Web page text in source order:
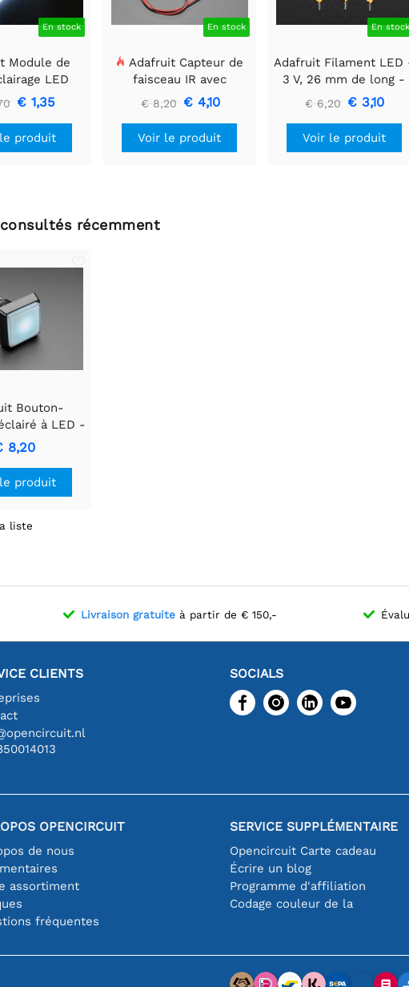
En stock
Module de
LED
12 mm x
mm
€ 1,35
produit
En stock
Adafruit Capteur de
faisceau IR avec
embouts de câble de
qualité supérieure -
LED 5 mm
€ 8,20 € 4,10
Voir le produit
En
Adafruit Filament LED
3 V, 26 mm de long -
Blanc chaud (lot de 3)
€ 6,20 € 3,10
Voir le produit
récemment
Bouton-
à LED -
de 51 mm
8,20
produit
liste
Livraison gratuite à partir de € 150,-
CLIENTS SOCIALS
OPENCIRCUIT
de nous
assortiment
fréquentes
SERVICE SUPPLÉMENTAIRE
Opencircuit Carte cadeau
Écrire un blog
Programme d'affiliation
Codage couleur de la